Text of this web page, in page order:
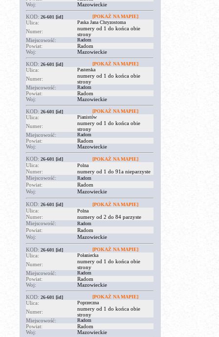
Woj:
Mazowieckie
KOD: 26-601 [id] [POKAŻ NA MAPIE]
Ulica: Paska Jana Chryzostoma
Numer:
numery od 1 do końca obie
strony
Miejscowość:
Radom
Powiat:
Radom
Woj:
Mazowieckie
KOD: 26-601 [id] [POKAŻ NA MAPIE]
Ulica: Pasterska
Numer:
numery od 1 do końca obie
strony
Miejscowość:
Radom
Powiat:
Radom
Woj:
Mazowieckie
KOD: 26-601 [id] [POKAŻ NA MAPIE]
Ulica: Pianistów
Numer:
numery od 1 do końca obie
strony
Miejscowość:
Radom
Powiat:
Radom
Woj:
Mazowieckie
KOD: 26-601 [id] [POKAŻ NA MAPIE]
Ulica: Polna
Numer:
numery od 1 do 91a nieparzyste
Miejscowość:
Radom
Powiat:
Radom
Woj:
Mazowieckie
KOD: 26-601 [id] [POKAŻ NA MAPIE]
Ulica: Polna
Numer:
numery od 2 do 84 parzyste
Miejscowość:
Radom
Powiat:
Radom
Woj:
Mazowieckie
KOD: 26-601 [id] [POKAŻ NA MAPIE]
Ulica: Połaniecka
Numer:
numery od 1 do końca obie
strony
Miejscowość:
Radom
Powiat:
Radom
Woj:
Mazowieckie
KOD: 26-601 [id] [POKAŻ NA MAPIE]
Ulica: Poprzeczna
Numer:
numery od 1 do końca obie
strony
Miejscowość:
Radom
Powiat:
Radom
Woj:
Mazowieckie